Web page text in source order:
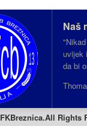
Naš
uvijek
da bi
FKBreznica.All Rights